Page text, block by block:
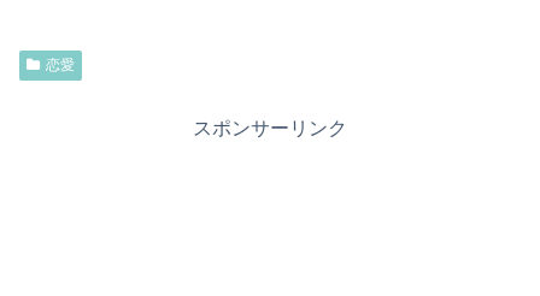
恋愛
スポンサーリンク